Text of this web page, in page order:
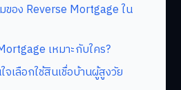
ของ Reverse Mortgage ใน
เหมาะกับใคร?
เลือกใช้สินเชื่อบ้านผู้สูงวัย